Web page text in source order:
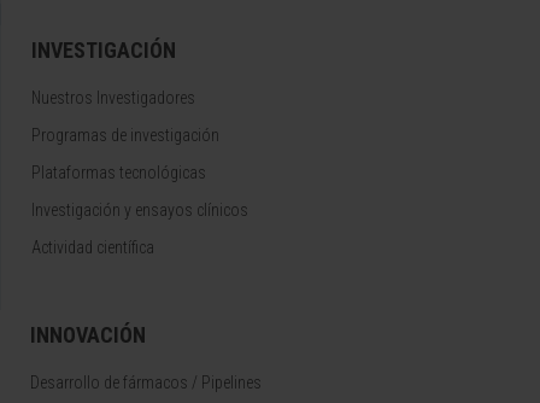
INVESTIGACIÓN
Nuestros Investigadores
Programas de investigación
Plataformas tecnológicas
Investigación y ensayos clínicos
Actividad científica
INNOVACIÓN
Desarrollo de fármacos / Pipelines